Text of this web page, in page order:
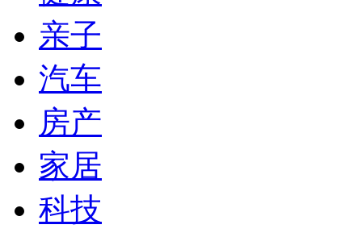
亲子
汽车
房产
家居
科技